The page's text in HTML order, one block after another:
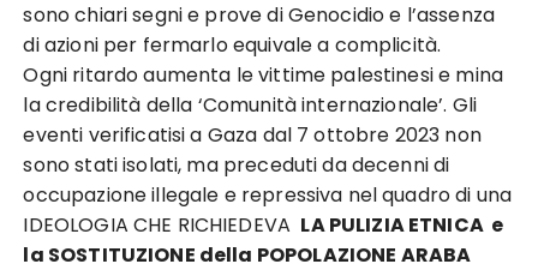
sono chiari segni e prove di Genocidio e l’assenza
di azioni per fermarlo equivale a complicità.
Ogni ritardo aumenta le vittime palestinesi e mina
la credibilità della ‘Comunità internazionale’. Gli
eventi verificatisi a Gaza dal 7 ottobre 2023 non
sono stati isolati, ma preceduti da decenni di
occupazione illegale e repressiva nel quadro di una
IDEOLOGIA CHE RICHIEDEVA LA PULIZIA ETNICA e
la SOSTITUZIONE della POPOLAZIONE ARABA